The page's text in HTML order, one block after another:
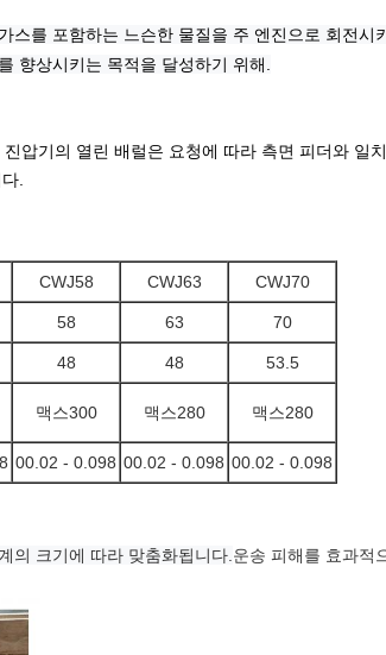
를 포함하는 느슨한 물질을 주 엔진으로 회전시
향상시키는 목적을 달성하기 위해.
압기의 열린 배럴은 요청에 따라 측면 피더와 일
.
CWJ58 CWJ63 CWJ70
58 63 70
48 48
53.5
맥스300 맥스280 맥스280
00.02 - 0.098 00.02 - 0.098 00.02 - 0.098
의 크기에 따라 맞춤화됩니다. 운송 피해를 효과적